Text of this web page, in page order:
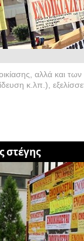
αλλά και των
κ.λπ.),
στέγης